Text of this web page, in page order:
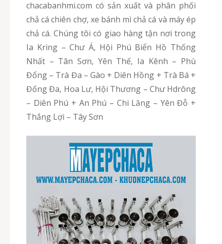
chacabanhmi.com có sản xuất và phân phối
chả cá chiên chợ, xe bánh mì chả cá và máy ép
chả cá. Chúng tôi có giao hàng tận nơi trong
Ia Kring – Chư Á, Hội Phú Biển Hồ Thống
Nhất – Tân Sơn, Yên Thế, Ia Kênh – Phù
Đổng – Trà Đa – Gào + Diên Hồng + Trà Bá +
Đống Đa, Hoa Lư, Hội Thương – Chư Hdrông
– Diên Phú + An Phú – Chi Lăng – Yên Đỗ +
Thắng Lợi – Tây Sơn